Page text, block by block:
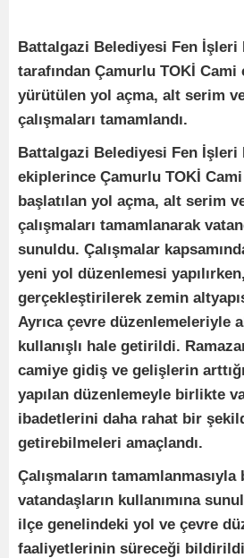
Battalgazi Belediyesi Fen
tarafından Çamurlu TOKİ Cami
yürütülen yol açma, alt serim
çalışmaları tamamlandı.
Battalgazi Belediyesi Fen İşleri
ekiplerince Çamurlu TOKİ
başlatılan yol açma, alt serim
çalışmaları tamamlanarak
sunuldu. Çalışmalar
yeni yol düzenlemesi
gerçekleştirilerek zemin
Ayrıca çevre düzenlemeleriyle
kullanışlı hale getirildi.
camiye gidiş ve gelişlerin
yapılan düzenlemeyle birlikte
ibadetlerini daha rahat bir
getirebilmeleri amaçlandı.
Çalışmaların
vatandaşların kullanımına
ilçe genelindeki yol ve çevre
faaliyetlerinin süreceği